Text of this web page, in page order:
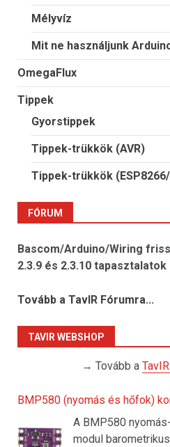
Mélyvíz
Mit ne használjunk
OmegaFlux
Tippek
Gyorstippek
Tippek-trükkök (AVR)
Tippek-trükkök
FÓRUM
Bascom/Arduino/Wiring
2.3.9 és 2.3.10 tapasztalatok
Tovább a TavIR Fórumra...
TAVIR WEBSHOP
→ Tovább a
BMP580 (nyomás és hőfok)
A BMP580
modul